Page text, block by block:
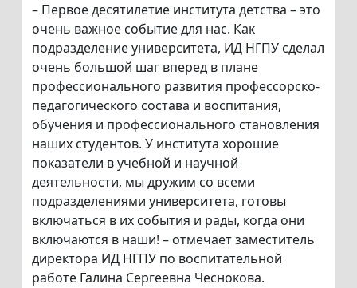
– Первое десятилетие института детства – это
очень важное событие для нас. Как
подразделение университета, ИД НГПУ сделал
очень большой шаг вперед в плане
профессионального развития профессорско-
педагогического состава и воспитания,
обучения и профессионального становления
наших студентов. У института хорошие
показатели в учебной и научной
деятельности, мы дружим со всеми
подразделениями университета, готовы
включаться в их события и рады, когда они
включаются в наши! – отмечает заместитель
директора ИД НГПУ по воспитательной
работе Галина Сергеевна Чеснокова.